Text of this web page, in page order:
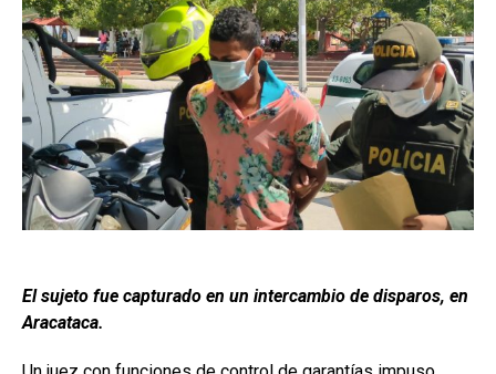
El sujeto fue capturado en un intercambio de disparos, en
Aracataca.